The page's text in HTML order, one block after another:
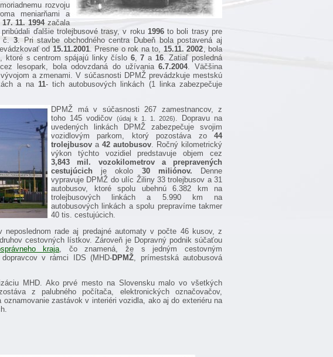
rozvoju
meniarňami a
17. 11. 1994začala
ďalšie trolejbusové trasy, v roku 1996to boli trasy pre
č. 3. Pri stavbe obchodného centra Dubeň bola postavená aj
od 15.11.2001. Presne o rok na to, 15.11. 2002, bola
ktoré s centrom spájajú linky číslo 6,7 a 16. Zatiaľ posledná
lesopark, bola odovzdaná do užívania6.7.2004. Väčšina
a zmenami. V súčasnosti DPMŽ prevádzkuje mestskú
a na 11- tich autobusových linkách (1 linka zabezpečuje
DPMŽ má v súčasnosti 267 zamestnancov, z
toho 145 vodičov (údaj k 1. 1. 2026)
. Dopravu na
uvedených linkách DPMŽ zabezpečuje svojim
vozidlovým parkom, ktorý pozostáva zo 44
trolejbusov a 42 autobusov . Ročný kilometrický
výkon týchto vozidiel predstavuje objem cez
3,843 mil. vozokilometrov a prepravených
cestujúcich je okolo 30miliónov. Denne
vypravuje DPMŽ do ulíc Žiliny 33 trolejbusov a 31
autobusov, ktoré spolu ubehnú 6.382 km na
trolejbusových linkách a 5.990 km na
autobusových linkách a spolu prepravíme takmer
40 tis. cestujúcich.
neposlednom rade aj predajné automaty v počte 46 kusov, z
cestovných lístkov. Zároveň je Dopravný podnik súčaťou
kraja , čo znamená, že s jedným cestovným
v rámci IDS (MHD-DPMŽ , prímestská autobusová
MHD. Ako prvé mesto na Slovensku malo vo všetkých
z palubného počítača, elektronických označovačov,
zastávok v interiéri vozidla, ako aj do exteriéru na